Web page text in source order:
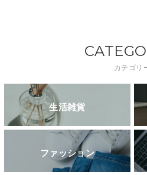
カテゴリ
生活雑貨
ファッション